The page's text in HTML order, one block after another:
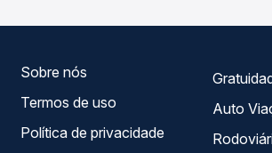
Sobre nós
Termos de uso
Política de privacidade
Auto